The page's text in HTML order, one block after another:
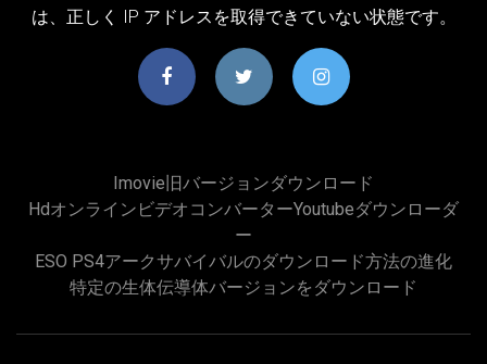
は、正しく IP アドレスを取得できていない状態です。
Imovie旧バージョンダウンロード
Hdオンラインビデオコンバーターyoutubeダウンローダ
ー
ESO PS4アークサバイバルのダウンロード方法の進化
特定の生体伝導体バージョンをダウンロード